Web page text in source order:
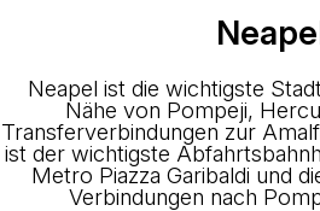
Neapel ist die wichtigste
Nähe von Pompeji,
Transferverbindungen zur
ist der wichtigste
Metro Piazza Garibaldi und
Verbindungen nach